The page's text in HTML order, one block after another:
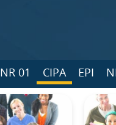
NR 01 CIPA EPI